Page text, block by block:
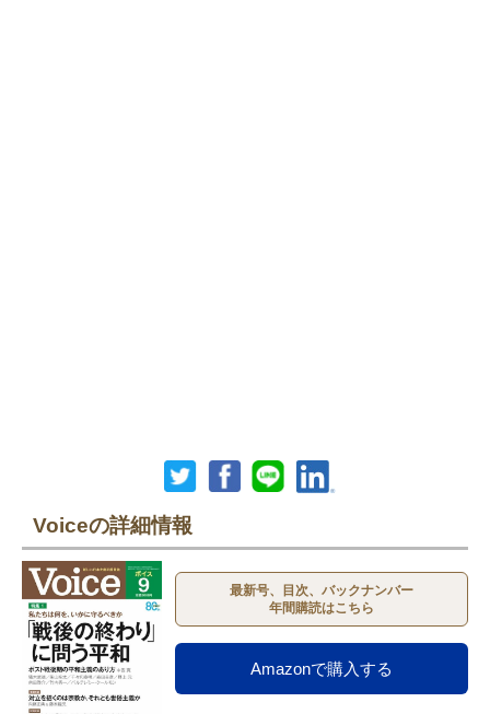
Voiceの詳細情報
最新号、目次、バックナンバー
年間購読はこちら
Amazonで購入する